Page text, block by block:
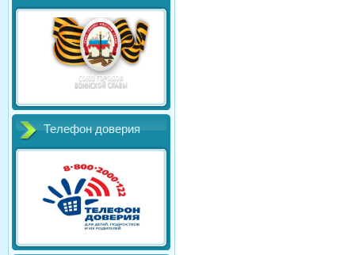
Телефон доверия